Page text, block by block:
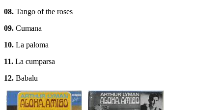
08. Tango of the roses
09. Cumana
10. La paloma
11. La cumparsa
12. Babalu